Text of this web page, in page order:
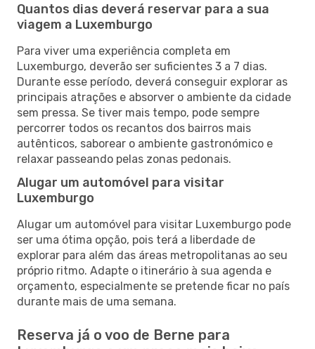
Quantos dias deverá reservar para a sua
viagem a Luxemburgo
Para viver uma experiência completa em
Luxemburgo, deverão ser suficientes 3 a 7 dias.
Durante esse período, deverá conseguir explorar as
principais atrações e absorver o ambiente da cidade
sem pressa. Se tiver mais tempo, pode sempre
percorrer todos os recantos dos bairros mais
autênticos, saborear o ambiente gastronómico e
relaxar passeando pelas zonas pedonais.
Alugar um automóvel para visitar
Luxemburgo
Alugar um automóvel para visitar Luxemburgo pode
ser uma ótima opção, pois terá a liberdade de
explorar para além das áreas metropolitanas ao seu
próprio ritmo. Adapte o itinerário à sua agenda e
orçamento, especialmente se pretende ficar no país
durante mais de uma semana.
Reserva já o voo de Berne para